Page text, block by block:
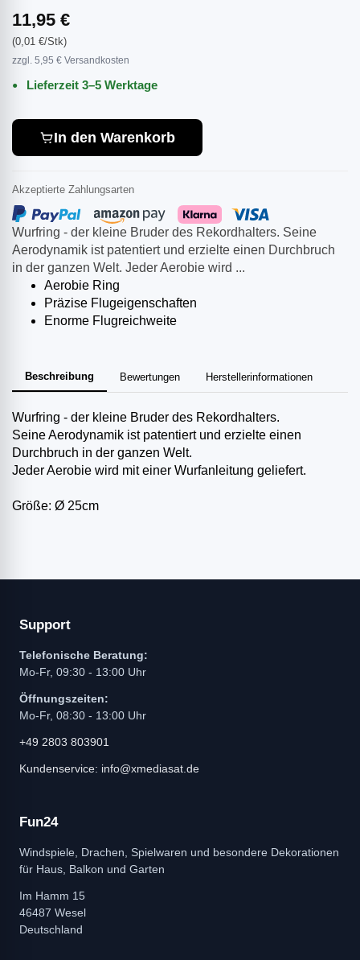
Wurfring - der kleine Bruder des Rekordhalters. Seine
Aerodynamik ist patentiert und erzielte einen Durchbruch
in der ganzen Welt. Jeder Aerobie wird ...
Aerobie Ring
Präzise Flugeigenschaften
Enorme Flugreichweite
Beschreibung Bewertungen Herstellerinformationen
Wurfring - der kleine Bruder des Rekordhalters.
Seine Aerodynamik ist patentiert und erzielte einen
Durchbruch in der ganzen Welt.
Jeder Aerobie wird mit einer Wurfanleitung geliefert.
Größe: Ø 25cm
11,95 €
(0,01 €/Stk)
zzgl. 5,95 € Versandkosten
Lieferzeit 3–5 Werktage
In den Warenkorb
Akzeptierte Zahlungsarten
Support
Telefonische Beratung:
Mo-Fr, 09:30 - 13:00 Uhr
Öffnungszeiten:
Mo-Fr, 08:30 - 13:00 Uhr
+49 2803 803901
Kundenservice: info@xmediasat.de
Fun24
Windspiele, Drachen, Spielwaren und besondere Dekorationen
für Haus, Balkon und Garten
Im Hamm 15
46487 Wesel
Deutschland